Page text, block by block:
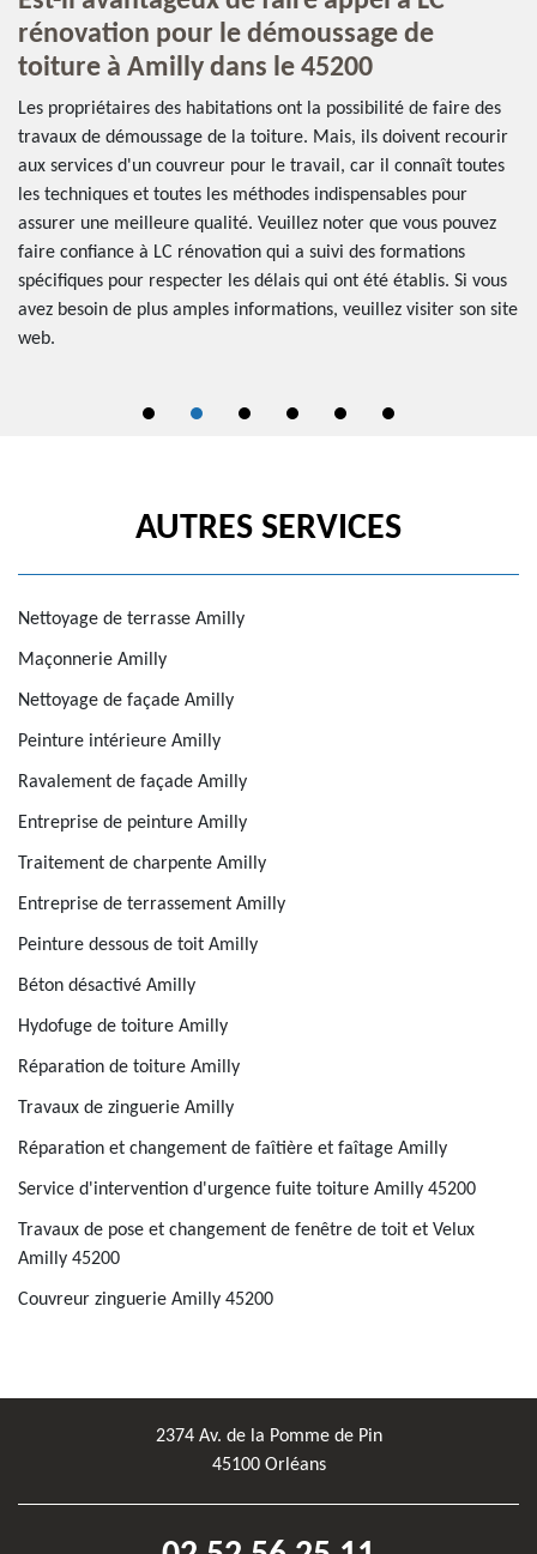
rénovation pour le démoussage de
toiture à Amilly dans le 45200
Les propriétaires des habitations ont la possibilité de faire des
travaux de démoussage de la toiture. Mais, ils doivent recourir
aux services d'un couvreur pour le travail, car il connaît toutes
les techniques et toutes les méthodes indispensables pour
assurer une meilleure qualité. Veuillez noter que vous pouvez
faire confiance à LC rénovation qui a suivi des formations
spécifiques pour respecter les délais qui ont été établis. Si vous
avez besoin de plus amples informations, veuillez visiter son site
web.
AUTRES SERVICES
Nettoyage de terrasse Amilly
Maçonnerie Amilly
Nettoyage de façade Amilly
Peinture intérieure Amilly
Ravalement de façade Amilly
Entreprise de peinture Amilly
Traitement de charpente Amilly
Entreprise de terrassement Amilly
Peinture dessous de toit Amilly
Béton désactivé Amilly
Hydofuge de toiture Amilly
Réparation de toiture Amilly
Travaux de zinguerie Amilly
Réparation et changement de faîtière et faîtage Amilly
Service d'intervention d'urgence fuite toiture Amilly 45200
Travaux de pose et changement de fenêtre de toit et Velux
Amilly 45200
Couvreur zinguerie Amilly 45200
2374 Av. de la Pomme de Pin
45100 Orléans